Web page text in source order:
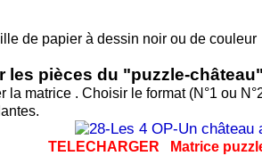
de papier à dessin noir ou de couleur
les pièces du "puzzle-château"
la matrice . Choisir le format (N°1 ou
TELECHARGER Matrice